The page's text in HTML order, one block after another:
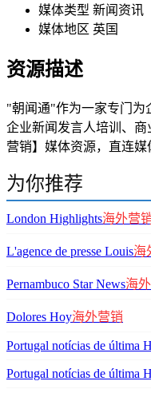
媒体类型 新闻资讯
媒体地区 英国
资源描述
"朝闻通"作为一家专门为
企业新闻发言人培训、
营销】媒体资源，直连媒
为你推荐
London Highlights海外营
L'agence de presse Louis海
Pernambuco Star News海
Dolores Hoy海外营销
Portugal notícias de última
Portugal notícias de última